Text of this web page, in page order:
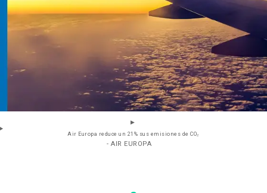
Air Europa reduce un 21% sus emisiones de CO₂
- AIR EUROPA